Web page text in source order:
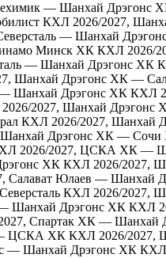
— Шанхай Дрэгонс
КХЛ 2026/2027,
— Шанхай
Минск ХК КХЛ 2026/
— Шанхай Дрэгонс ХК
Шанхай Дрэгонс ХК —
Шанхай Дрэгонс ХК КХЛ
2027, Шанхай Дрэгонс
КХЛ 2026/2027, Шанхай
Шанхай Дрэгонс ХК —
2026/2027, ЦСКА ХК —
ХК КХЛ 2026/2027,
Салават Юлаев — Шанхай
КХЛ 2026/2027,
Шанхай Дрэгонс ХК КХЛ
Спартак ХК — Шанхай
— ЦСКА ХК КХЛ 2026/2027,
— Шанхай Дрэгонс ХК КХЛ